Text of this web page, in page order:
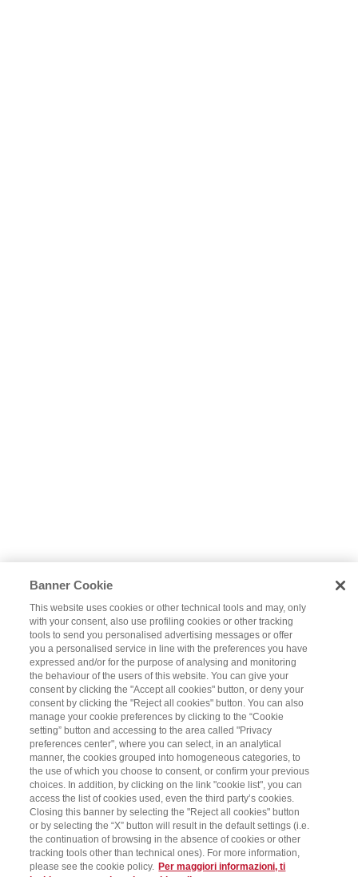
Banner Cookie
This website uses cookies or other technical tools and may, only
with your consent, also use profiling cookies or other tracking
tools to send you personalised advertising messages or offer
you a personalised service in line with the preferences you have
expressed and/or for the purpose of analysing and monitoring
the behaviour of the users of this website. You can give your
consent by clicking the "Accept all cookies" button, or deny your
consent by clicking the "Reject all cookies" button. You can also
manage your cookie preferences by clicking to the “Cookie
setting” button and accessing to the area called "Privacy
preferences center", where you can select, in an analytical
manner, the cookies grouped into homogeneous categories, to
the use of which you choose to consent, or confirm your previous
choices. In addition, by clicking on the link "cookie list", you can
access the list of cookies used, even the third party’s cookies.
Closing this banner by selecting the "Reject all cookies" button
or by selecting the “X” button will result in the default settings (i.e.
the continuation of browsing in the absence of cookies or other
tracking tools other than technical ones). For more information,
please see the cookie policy. Per maggiori informazioni, ti